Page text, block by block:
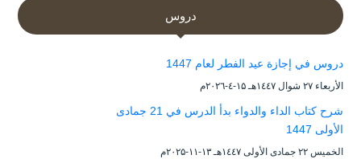
دروس
دروس في إجازة عيد الفطر لعام 1447
الأربعاء ۲۷ شوال ۱٤٤۷هـ ۱۵-٤-۲۰۲٦م
شرح كتاب الداء والدواء بدأ الدرس في 21 جمادى
الأولى 1447
الخميس ۲۲ جمادى الأولى ۱٤٤۷هـ ۱۳-۱۱-۲۰۲۵م